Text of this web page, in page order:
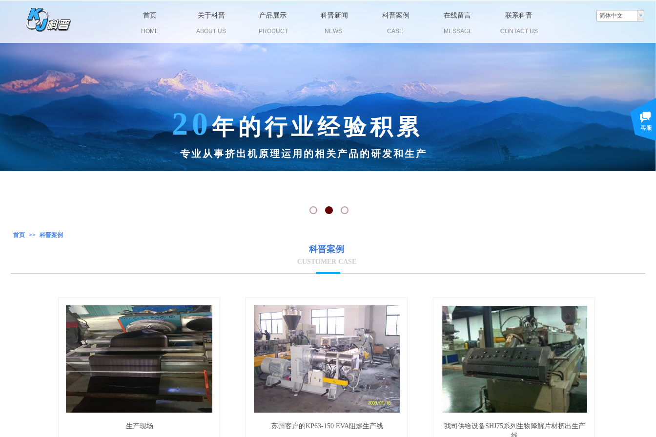
20年的行业经验积累
专业从事挤出机原理运用的相关产品的研发和生产
首页 >> 科晋案例
科晋案例
CUSTOMER CASE
生产现场 苏州客户的KP63-150 EVA阻燃生产线
我司供给设备SHJ75系列生物降解片材挤出生产
简体中文
CONTACT US
ABOUT US
首页 关于科晋 产品展示 科晋新闻 科晋案例 在线留言 联系科晋
HOME PRODUCT NEWS CASE MESSAGE
客服